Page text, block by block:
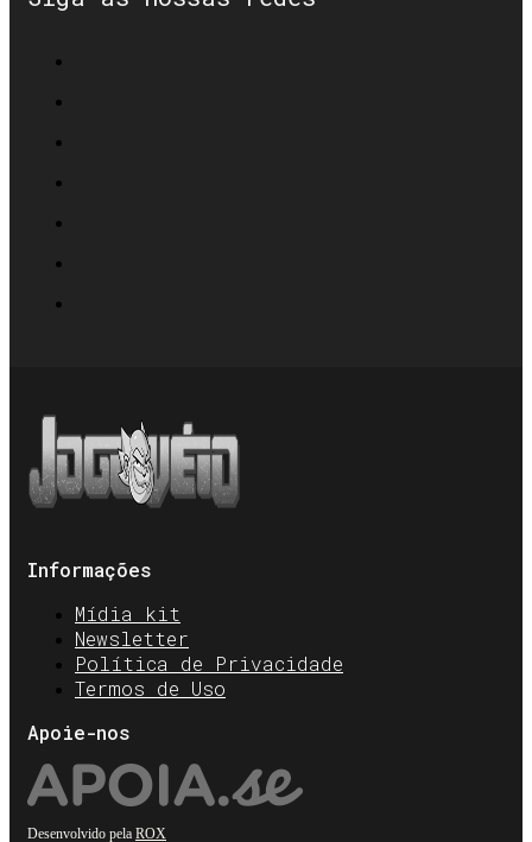
Informações
Mídia kit
Newsletter
Política de Privacidade
Termos de Uso
Apoie-nos
Desenvolvido pela ROX